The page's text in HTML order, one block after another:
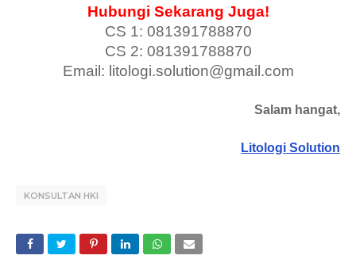
Hubungi Sekarang Juga!
CS 1: 081391788870
CS 2: 081391788870
Email: litologi.solution@gmail.com
Salam hangat,
Litologi Solution
KONSULTAN HKI